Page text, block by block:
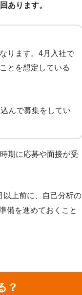
あります。
ります。4月入社で
とを想定している
んで募集をしてい
期に応募や面接が受
以上前に、自己分析の
備を進めておくこと
？